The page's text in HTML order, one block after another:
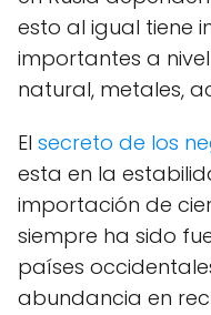
esto al igual tiene
importantes a
natural, metales,
El secreto de los
esta en la
importación de
siempre ha sido
países
abundancia en